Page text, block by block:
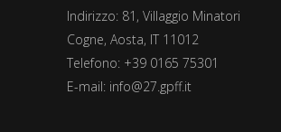
Indirizzo: 81, Villaggio Minatori
Cogne, Aosta, IT 11012
Telefono: +39 0165 75301
E-mail: info@27.gpff.it